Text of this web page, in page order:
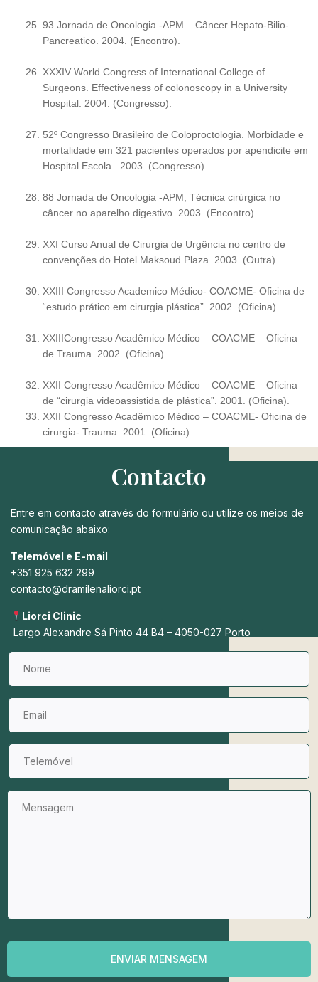
93 Jornada de Oncologia -APM – Câncer Hepato-Bilio-
Pancreatico. 2004. (Encontro).
XXXIV World Congress of International College of
Surgeons. Effectiveness of colonoscopy in a University
Hospital. 2004. (Congresso).
52º Congresso Brasileiro de Coloproctologia. Morbidade e
mortalidade em 321 pacientes operados por apendicite em
Hospital Escola.. 2003. (Congresso).
88 Jornada de Oncologia -APM, Técnica cirúrgica no
câncer no aparelho digestivo. 2003. (Encontro).
XXI Curso Anual de Cirurgia de Urgência no centro de
convenções do Hotel Maksoud Plaza. 2003. (Outra).
XXIII Congresso Academico Médico- COACME- Oficina de
“estudo prático em cirurgia plástica”. 2002. (Oficina).
XXIIICongresso Acadêmico Médico – COACME – Oficina
de Trauma. 2002. (Oficina).
XXII Congresso Acadêmico Médico – COACME – Oficina
de “cirurgia videoassistida de plástica”. 2001. (Oficina).
XXII Congresso Acadêmico Médico – COACME- Oficina de
cirurgia- Trauma. 2001. (Oficina).
Contacto
Entre em contacto através do formulário ou utilize os meios de
comunicação abaixo:
Telemóvel e E-mail
+351 925 632 299
contacto@dramilenaliorci.pt
Liorci Clinic
Largo Alexandre Sá Pinto 44 B4 – 4050-027 Porto
ENVIAR MENSAGEM